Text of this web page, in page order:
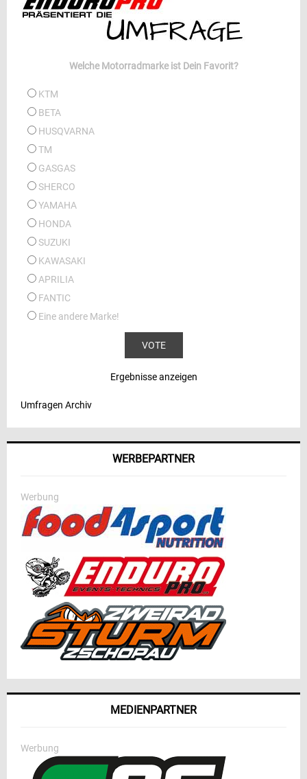
Welche Motorradmarke ist Dein Favorit?
KTM
BETA
HUSQVARNA
TM
GASGAS
SHERCO
YAMAHA
HONDA
SUZUKI
KAWASAKI
APRILIA
FANTIC
Eine andere Marke!
Ergebnisse anzeigen
Umfragen Archiv
WERBEPARTNER
Werbung
MEDIENPARTNER
Werbung